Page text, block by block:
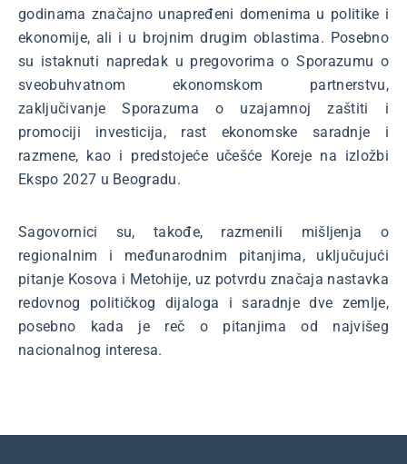
godinama značajno unapređeni domenima u politike i
ekonomije, ali i u brojnim drugim oblastima. Posebno
su istaknuti napredak u pregovorima o Sporazumu o
sveobuhvatnom ekonomskom partnerstvu,
zaključivanje Sporazuma o uzajamnoj zaštiti i
promociji investicija, rast ekonomske saradnje i
razmene, kao i predstojeće učešće Koreje na izložbi
Ekspo 2027 u Beogradu.
Sagovornici su, takođe, razmenili mišljenja o
regionalnim i međunarodnim pitanjima, uključujući
pitanje Kosova i Metohije, uz potvrdu značaja nastavka
redovnog političkog dijaloga i saradnje dve zemlje,
posebno kada je reč o pitanjima od najvišeg
nacionalnog interesa.